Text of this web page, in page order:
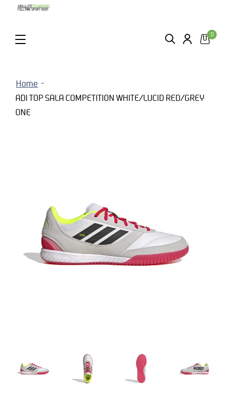
ZOEKEN LOGIN
0
Home
ADI TOP SALA COMPETITION WHITE/LUCID RED/GREY
ONE